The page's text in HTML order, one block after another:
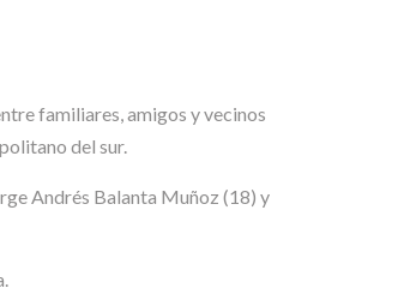
familiares, amigos y vecinos
del sur.
Andrés Balanta Muñoz (18) y